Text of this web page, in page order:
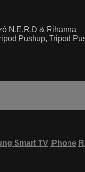
N.E.R.D & Rihanna
Pushup, Tripod
Smart TV iPhone